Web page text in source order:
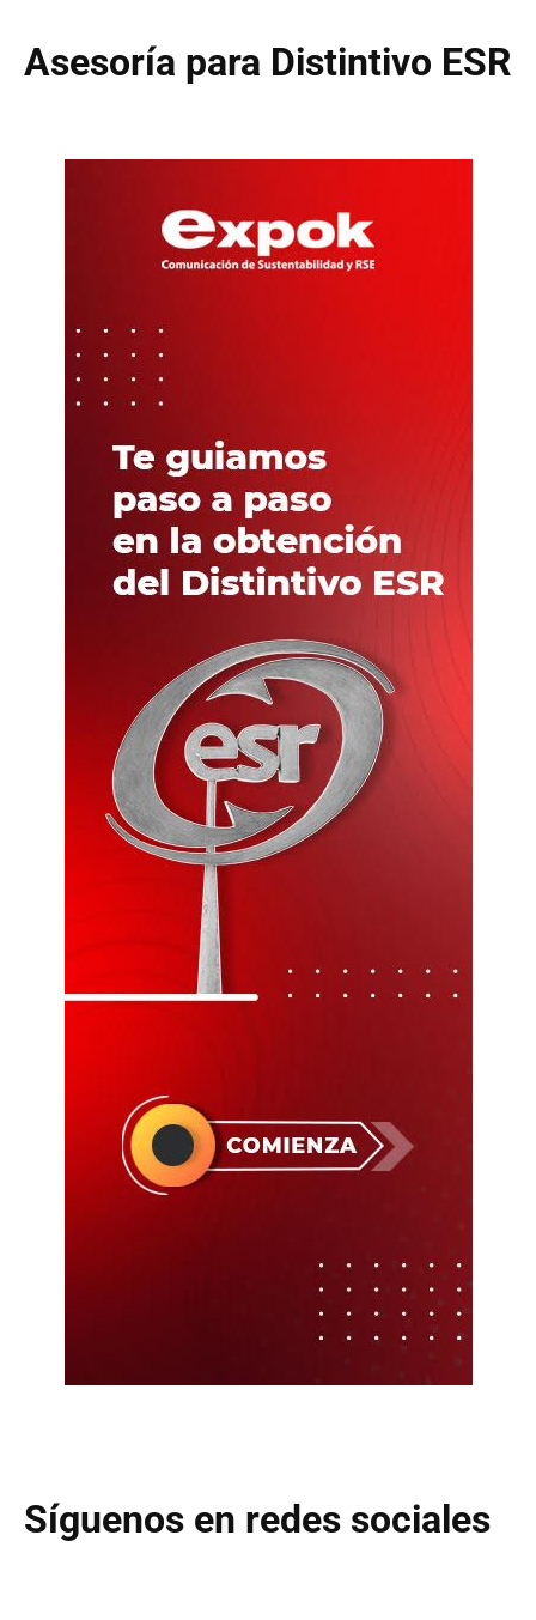
Asesoría para Distintivo ESR
Síguenos en redes sociales